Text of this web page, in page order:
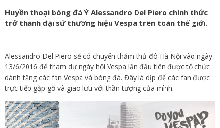
Huyền thoại bóng đá Ý Alessandro Del Piero chính thức
trở thành đại sứ thương hiệu Vespa trên toàn thế giới.
Alessandro Del Piero sẽ có chuyến thăm thủ đô Hà Nội vào ngày
13/6/2016 để tham dự ngày hội Vespa lần đầu tiên được tổ chức
dành tặng các fan Vespa và bóng đá. Đây là dịp để các fan được
trực tiếp gặp gỡ và giao lưu với thần tượng của mình.